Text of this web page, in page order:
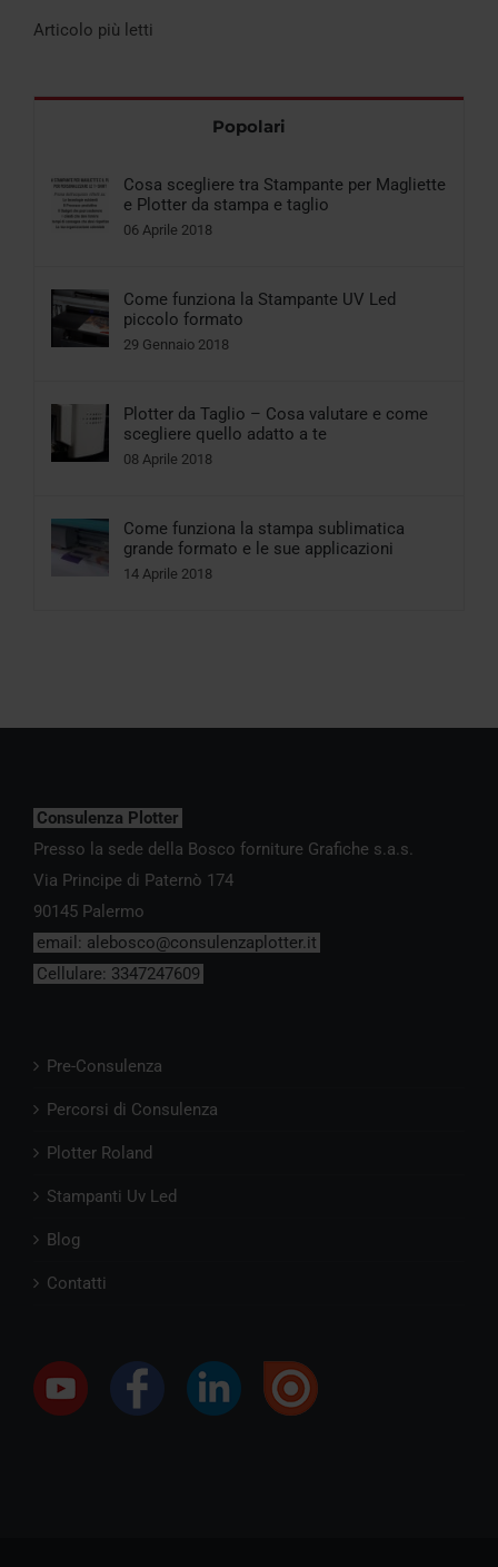
Articolo più letti
Popolari
Cosa scegliere tra Stampante per Magliette
e Plotter da stampa e taglio
06 Aprile 2018
Come funziona la Stampante UV Led
piccolo formato
29 Gennaio 2018
Plotter da Taglio – Cosa valutare e come
scegliere quello adatto a te
08 Aprile 2018
Come funziona la stampa sublimatica
grande formato e le sue applicazioni
14 Aprile 2018
Consulenza Plotter
Presso la sede della Bosco forniture Grafiche s.a.s.
Via Principe di Paternò 174
90145 Palermo
email: alebosco@consulenzaplotter.it
Cellulare: 3347247609
Pre-Consulenza
Percorsi di Consulenza
Plotter Roland
Stampanti Uv Led
Blog
Contatti